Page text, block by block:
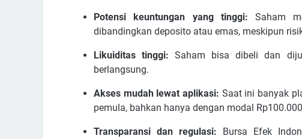
Potensi keuntungan yang tinggi: Saham
dibandingkan deposito atau emas, meskipun
Likuiditas tinggi: Saham bisa dibeli dan
berlangsung.
Akses mudah lewat aplikasi: Saat ini banyak
pemula, bahkan hanya dengan modal
Transparansi dan regulasi: Bursa Efek